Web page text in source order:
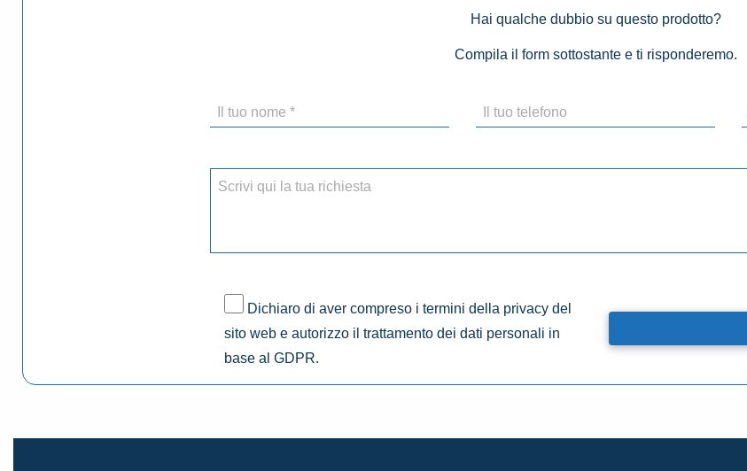
Hai qualche dubbio su questo prodotto?
Compila il form sottostante e ti risponderemo.
Dichiaro di aver compreso i termini della privacy del
sito web e autorizzo il trattamento dei dati personali in
base al GDPR.